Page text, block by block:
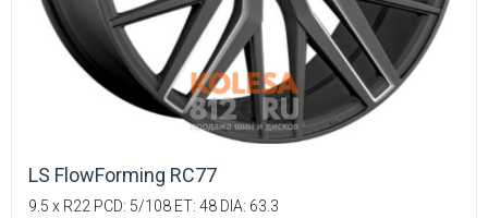
LS FlowForming RC77
9.5 x R22 PCD: 5/108 ET: 48 DIA: 63.3